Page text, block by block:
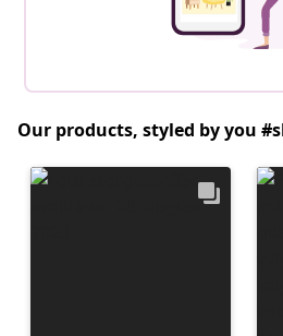
Our products, styled by you